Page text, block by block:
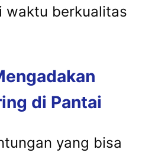
waktu berkualitas
di Pantai
yang bisa